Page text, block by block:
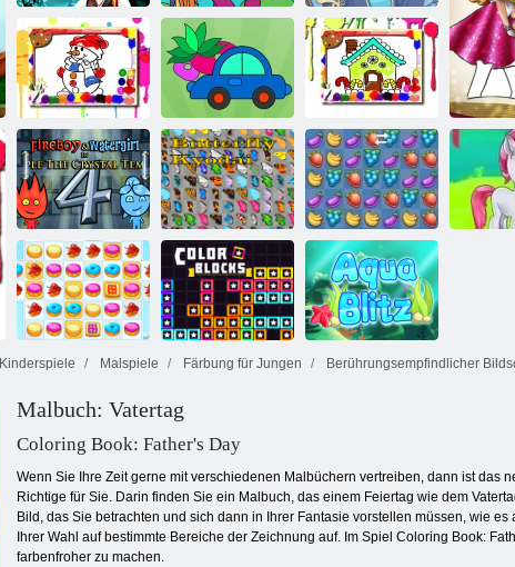
Cold Heart:
Zahlen zum
Gesicht Annas
für Halloween
Mein kleines
Pony-Malbuch
Piraten-Schöpfer
Winter-Malbuch Mein Malbuch Haus Malbuch
Feuer und
Wasser 4:
Kristalltempel
Schmetterlings
Kyodai
Fruita Crush
Cookie Crush 2
Kinderspiele Malspiele Färbung für Jungen Berührungsempfindlicher
Malbuch: Vatertag
Coloring Book: Father's Day
Wenn Sie Ihre Zeit gerne mit verschiedenen Malbüchern vertreiben, dann ist das
Richtige für Sie. Darin finden Sie ein Malbuch, das einem Feiertag wie dem
Bild, das Sie betrachten und sich dann in Ihrer Fantasie vorstellen müssen, wie
Ihrer Wahl auf bestimmte Bereiche der Zeichnung auf. Im Spiel Coloring Book:
farbenfroher zu machen.